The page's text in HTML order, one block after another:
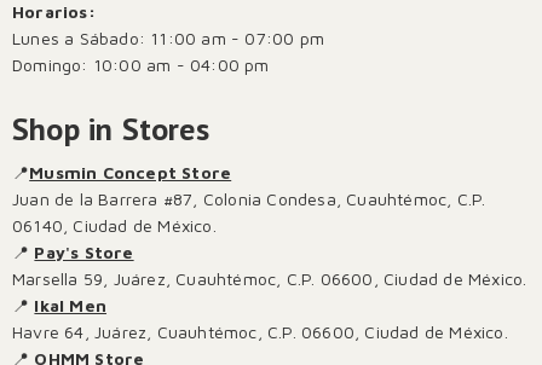
Horarios:
Lunes a Sábado: 11:00 am - 07:00 pm
Domingo: 10:00 am - 04:00 pm
Shop in Stores
📍Musmin Concept Store
Juan de la Barrera #87, Colonia Condesa, Cuauhtémoc, C.P.
06140, Ciudad de México.
📍 Pay's Store
Marsella 59, Juárez, Cuauhtémoc, C.P. 06600, Ciudad de México.
📍 Ikal Men
Havre 64, Juárez, Cuauhtémoc, C.P. 06600, Ciudad de México.
📍 OHMM Store